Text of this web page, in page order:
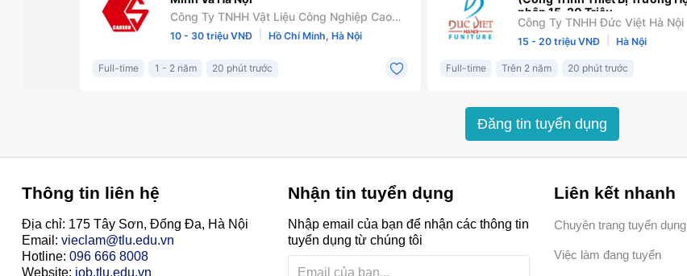
Đăng tin tuyển dụng
Thông tin liên hệ
Địa chỉ: 175 Tây Sơn, Đống Đa, Hà Nội
Email: vieclam@tlu.edu.vn
Hotline: 096 666 8008
Website: job.tlu.edu.vn
Nhận tin tuyển dụng
Nhập email của bạn để nhận các thông tin
tuyển dụng từ chúng tôi
Liên kết nhanh
Chuyên trang tuyển dụng
Việc làm đang tuyển